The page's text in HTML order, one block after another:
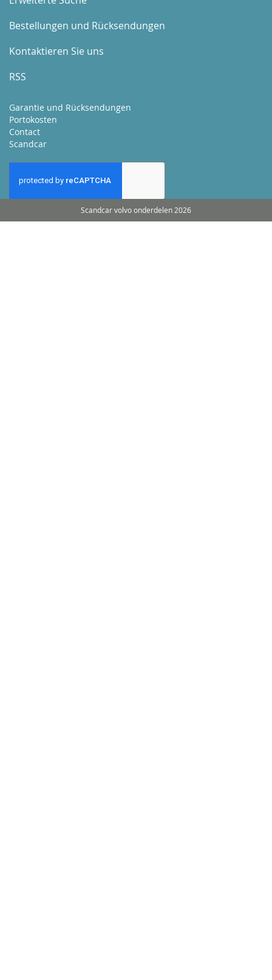
Bestellungen und Rücksendungen
Kontaktieren Sie uns
RSS
Garantie und Rücksendungen
Portokosten
Contact
Scandcar
Scandcar volvo onderdelen 2026